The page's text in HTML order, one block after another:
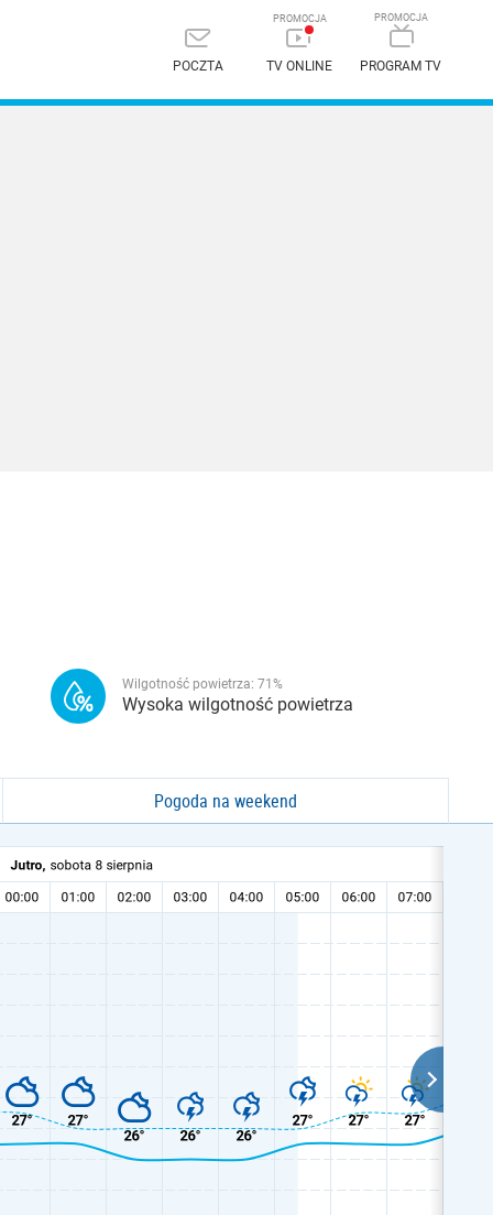
POCZTA TV ONLINE PROGRAM TV
Wilgotność powietrza: 71 %
Wysoka wilgotność powietrza
Pogoda na weekend